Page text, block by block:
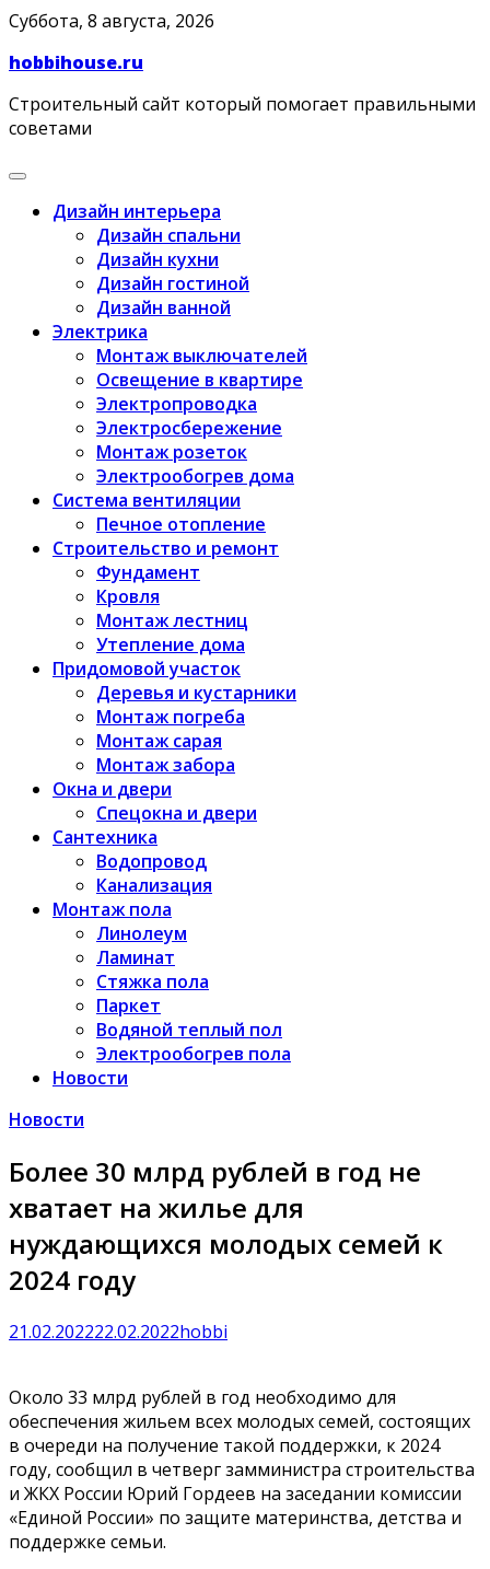
Skip
content
Суббота, 8 августа, 2026
hobbihouse.ru
Строительный сайт который помогает правильными
советами
Дизайн интерьера
Дизайн спальни
Дизайн кухни
Дизайн гостиной
Дизайн ванной
Электрика
Монтаж выключателей
Освещение в квартире
Электропроводка
Электросбережение
Монтаж розеток
Электрообогрев дома
Система вентиляции
Печное отопление
Строительство и ремонт
Фундамент
Кровля
Монтаж лестниц
Утепление дома
Придомовой участок
Деревья и кустарники
Монтаж погреба
Монтаж сарая
Монтаж забора
Окна и двери
Спецокна и двери
Сантехника
Водопровод
Канализация
Монтаж пола
Линолеум
Ламинат
Стяжка пола
Паркет
Водяной теплый пол
Электрообогрев пола
Новости
Новости
Более 30 млрд рублей в год не
хватает на жилье для
нуждающихся молодых семей к
2024 году
21.02.202222.02.2022hobbi
Около 33 млрд рублей в год необходимо для
обеспечения жильем всех молодых семей, состоящих
в очереди на получение такой поддержки, к 2024
году, сообщил в четверг замминистра строительства
и ЖКХ России Юрий Гордеев на заседании комиссии
«Единой России» по защите материнства, детства и
поддержке семьи.